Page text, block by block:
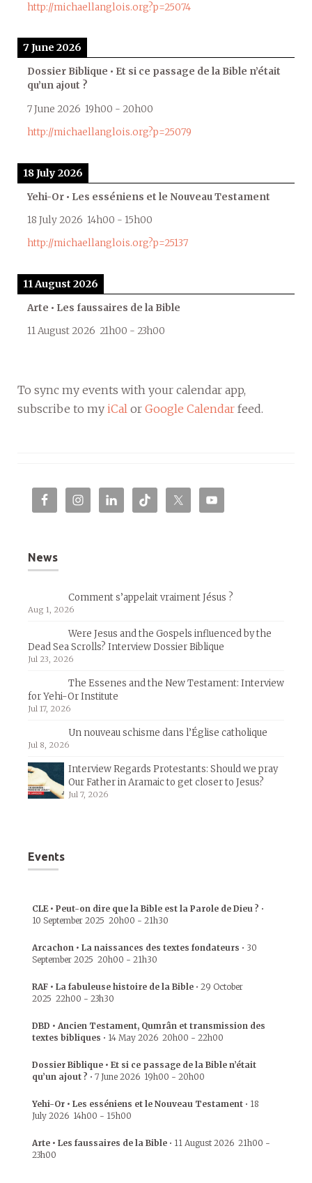
http://michaellanglois.org?p=25074
7 June 2026
Dossier Biblique • Et si ce passage de la Bible n’était
qu’un ajout ?
7 June 2026 19h00 - 20h00
http://michaellanglois.org?p=25079
18 July 2026
Yehi-Or • Les esséniens et le Nouveau Testament
18 July 2026 14h00 - 15h00
http://michaellanglois.org?p=25137
11 August 2026
Arte • Les faussaires de la Bible
11 August 2026 21h00 - 23h00
To sync my events with your calendar app,
subscribe to my iCal or Google Calendar feed.
News
Comment s’appelait vraiment Jésus ?
Aug 1, 2026
Were Jesus and the Gospels influenced by the
Dead Sea Scrolls? Interview Dossier Biblique
Jul 23, 2026
The Essenes and the New Testament: Interview
for Yehi-Or Institute
Jul 17, 2026
Un nouveau schisme dans l’Église catholique
Jul 8, 2026
Interview Regards Protestants: Should we pray
Our Father in Aramaic to get closer to Jesus?
Jul 7, 2026
Events
CLE • Peut-on dire que la Bible est la Parole de Dieu ? •
10 September 2025 20h00 - 21h30
Arcachon • La naissances des textes fondateurs • 30
September 2025 20h00 - 21h30
RAF • La fabuleuse histoire de la Bible • 29 October
2025 22h00 - 23h30
DBD • Ancien Testament, Qumrân et transmission des
textes bibliques • 14 May 2026 20h00 - 22h00
Dossier Biblique • Et si ce passage de la Bible n’était
qu’un ajout ? • 7 June 2026 19h00 - 20h00
Yehi-Or • Les esséniens et le Nouveau Testament • 18
July 2026 14h00 - 15h00
Arte • Les faussaires de la Bible • 11 August 2026 21h00 -
23h00